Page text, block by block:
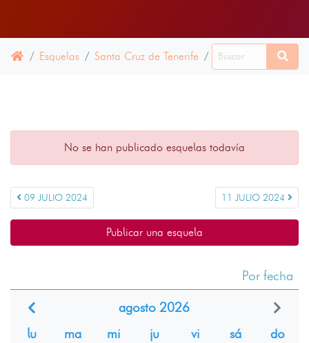
Esquelas Santa Cruz de Tenerife Rosario, El 10
No se han publicado esquelas todavía
09 JULIO 2024 11 JULIO 2024
Publicar una esquela
Por fecha
agosto 2026
lu
ma mi ju vi sá
do